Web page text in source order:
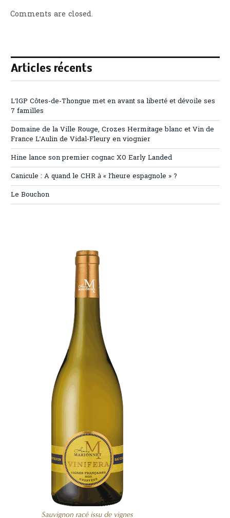
Comments are closed.
Articles récents
L’IGP Côtes-de-Thongue met en avant sa liberté et dévoile ses
7 familles
Domaine de la Ville Rouge, Crozes Hermitage blanc et Vin de
France L’Aulin de Vidal-Fleury en viognier
Hine lance son premier cognac XO Early Landed
Canicule : A quand le CHR à « l’heure espagnole » ?
Le Bouchon